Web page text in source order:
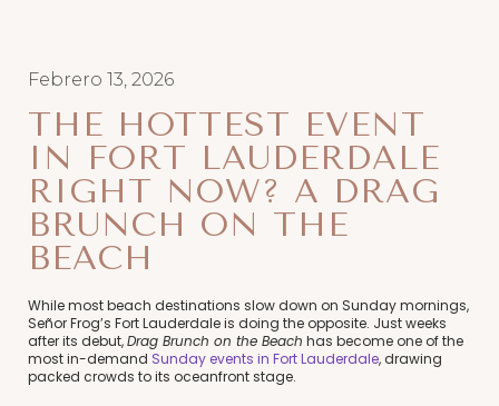
Febrero 13, 2026
THE HOTTEST EVENT
IN FORT LAUDERDALE
RIGHT NOW? A DRAG
BRUNCH ON THE
BEACH
While most beach destinations slow down on Sunday mornings,
Señor Frog’s Fort Lauderdale is doing the opposite. Just weeks
after its debut,Drag Brunch on the Beach has become one of the
most in-demand Sunday events in Fort Lauderdale, drawing
packed crowds to its oceanfront stage.